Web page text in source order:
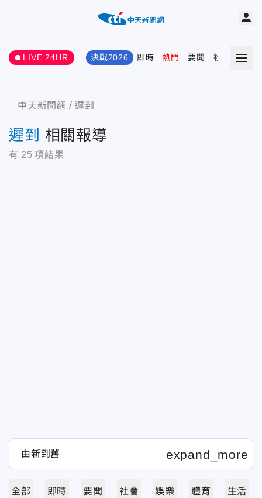
LIVE 24HR 決戰2026 即時 熱門 要聞 社會 娛樂
中天新聞網 遲到
遲到 相關報導
有 25 項結果
全部 即時 要聞 社會 娛樂 體育 生活